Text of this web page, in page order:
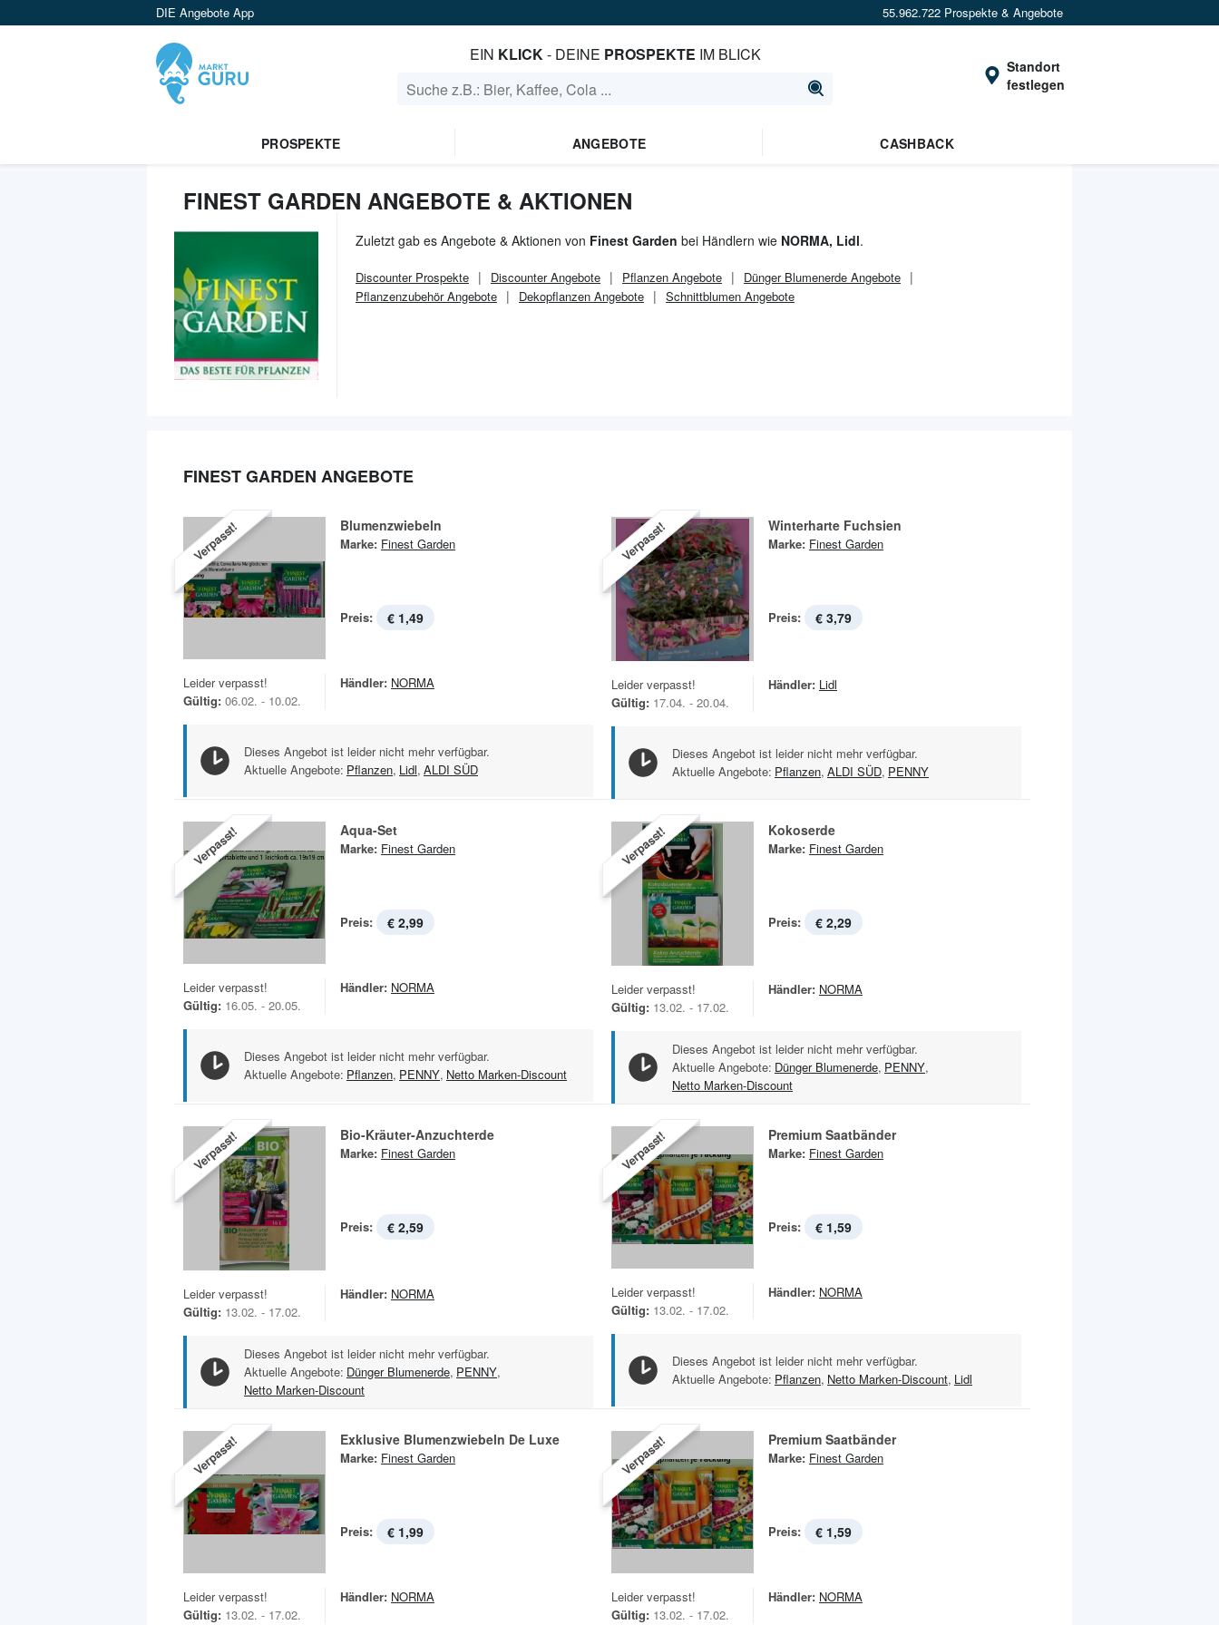
DIE Angebote App 55.962.722 Prospekte & Angebote
EIN KLICK- DEINE PROSPEKTE IM BLICK
Standort
festlegen
PROSPEKTE ANGEBOTE CASHBACK
FINEST GARDEN ANGEBOTE & AKTIONEN
Zuletzt gab es Angebote & Aktionen von Finest Garden bei Händlern wie NORMA, Lidl.
DiscounterProspekte DiscounterAngebote Pflanzen Angebote
Dünger Blumenerde Angebote
Pflanzenzubehör Angebote
Dekopflanzen Angebote Schnittblumen Angebote
FINEST GARDEN ANGEBOTE
Verpasst! Blumenzwiebeln
Marke: Finest Garden
Preis: € 1,49
Leider verpasst!
Gültig: 06.02. - 10.02.
Händler: NORMA
Dieses Angebot ist leider nicht mehr verfügbar.
Aktuelle Angebote: Pflanzen, Lidl, ALDI SÜD
Verpasst! Winterharte Fuchsien
Marke: Finest Garden
Preis: € 3,79
Leider verpasst!
Gültig: 17.04. - 20.04.
Händler: Lidl
Dieses Angebot ist leider nicht mehr verfügbar.
Aktuelle Angebote: Pflanzen, ALDI SÜD, PENNY
Verpasst! Aqua-Set
Marke: Finest Garden
Preis: € 2,99
Leider verpasst!
Gültig: 16.05. - 20.05.
Händler: NORMA
Dieses Angebot ist leider nicht mehr verfügbar.
Aktuelle Angebote: Pflanzen, PENNY, Netto Marken-Discount
Verpasst! Kokoserde
Marke: Finest Garden
Preis: € 2,29
Leider verpasst!
Gültig: 13.02. - 17.02.
Händler: NORMA
Dieses Angebot ist leider nicht mehr verfügbar.
Aktuelle Angebote: Dünger Blumenerde, PENNY,
Netto Marken-Discount
Verpasst! Bio-Kräuter-Anzuchterde
Marke: Finest Garden
Preis: € 2,59
Leider verpasst!
Gültig: 13.02. - 17.02.
Händler: NORMA
Dieses Angebot ist leider nicht mehr verfügbar.
Aktuelle Angebote: Dünger Blumenerde, PENNY,
Netto Marken-Discount
Verpasst! Premium Saatbänder
Marke: Finest Garden
Preis: € 1,59
Leider verpasst!
Gültig: 13.02. - 17.02.
Händler: NORMA
Dieses Angebot ist leider nicht mehr verfügbar.
Aktuelle Angebote: Pflanzen, Netto Marken-Discount, Lidl
Verpasst! Exklusive Blumenzwiebeln De Luxe
Marke: Finest Garden
Preis: € 1,99
Leider verpasst!
Gültig: 13.02. - 17.02.
Händler: NORMA
Verpasst! Premium Saatbänder
Marke: Finest Garden
Preis: € 1,59
Leider verpasst!
Gültig: 13.02. - 17.02.
Händler: NORMA